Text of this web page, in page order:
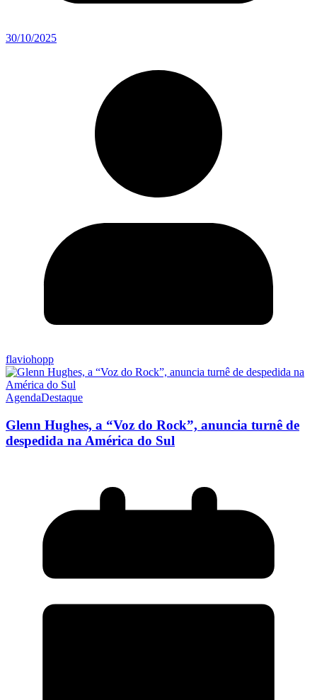
30/10/2025
flaviohopp
AgendaDestaque
Glenn Hughes, a “Voz do Rock”, anuncia turnê de
despedida na América do Sul